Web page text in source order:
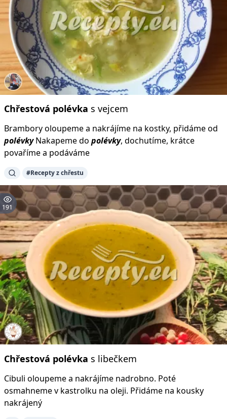
Chřestová polévka s vejcem
Brambory oloupeme a nakrájíme na kostky, přidáme od
polévkyNakapeme do polévky, dochutíme, krátce
povaříme a podáváme
#Recepty z chřestu
191
Chřestová polévka s libečkem
Cibuli oloupeme a nakrájíme nadrobno. Poté
osmahneme v kastrolku na oleji. Přidáme na kousky
nakrájený